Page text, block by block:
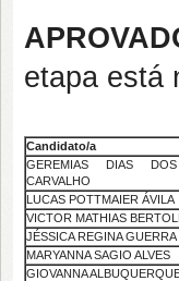
etapa está
Candidato/a
GEREMIAS DIAS
CARVALHO
LUCAS POTTMAIER ÁVILA
VICTOR MATHIAS
JÉSSICA REGINA
MARYANNA SAGIO ALVES
GIOVANNA